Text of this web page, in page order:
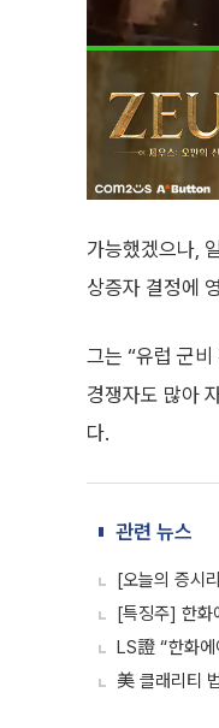
가능했겠으나,
상증자 결정에
그는 “유럽 군
경쟁자도 많아
다.
관련 뉴스
[오늘의 증시
[특징주] 한화
LS證 “한화
美 클래리티